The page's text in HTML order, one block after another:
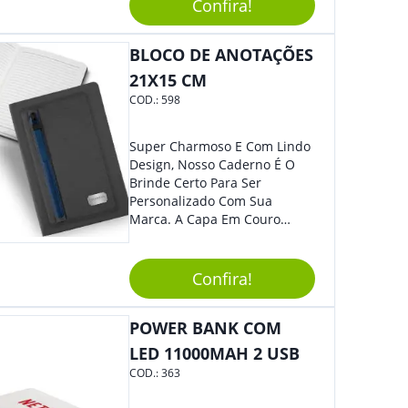
Que Levará Sua Marca Com
Muito Estilo, Agradando À
Todos.
Confira!
BLOCO DE ANOTAÇÕES
21X15 CM
COD.:598
Super Charmoso E Com Lindo
Design, Nosso Caderno É O
Brinde Certo Para Ser
Personalizado Com Sua
Marca. A Capa Em Couro
Elástico Permite Maior
Segurança Ao Carregá-Lo.
Ofereça A Seus Clientes E
Colaboradores, Sem Dúvidas
Eles Irão Adorar.
Confira!
POWER BANK COM
LED 11000MAH 2 USB
COD.:363